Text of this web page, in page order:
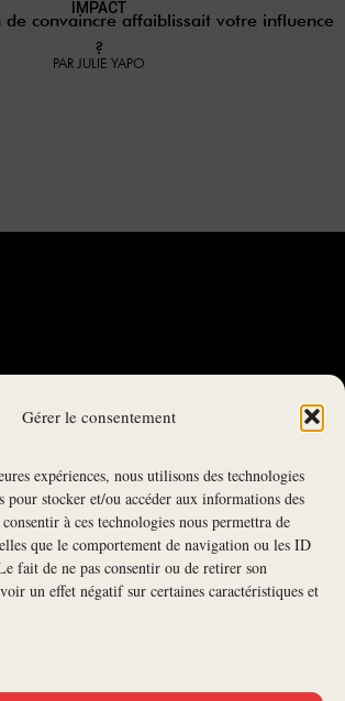
Gérer le consentement
expériences, nous utilisons des technologies
pour stocker et/ou accéder aux informations des
à ces technologies nous permettra de
que le comportement de navigation ou les ID
fait de ne pas consentir ou de retirer son
un effet négatif sur certaines caractéristiques et
IMPACT
de convaincre affaiblissait votre influence
?
PAR JULIE YAPO
NEWSLETTER